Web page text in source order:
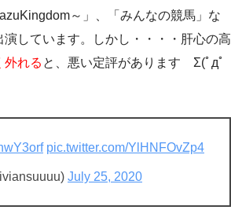
～」、「みんなの競馬」な
演しています。しかし・・・・肝心の高
外れる と、悪い定評があります Σ(ﾟдﾟ
pic.twitter.com/YlHNFOvZp4
July 25, 2020